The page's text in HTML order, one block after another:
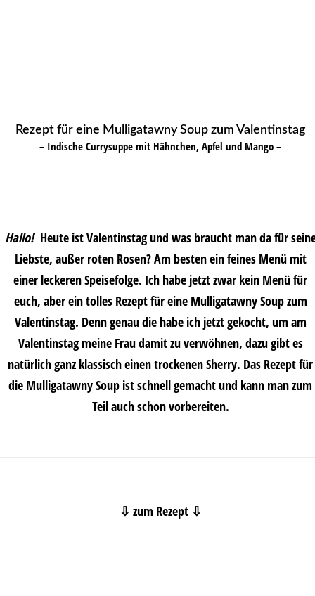
Rezept für eine Mulligatawny Soup zum Valentinstag
– Indische Currysuppe mit Hähnchen, Apfel und Mango –
Hallo!Heute ist Valentinstag und was braucht man da für
Liebste, außer roten Rosen? Am besten ein feines Menü mit
einer leckeren Speisefolge. Ich habe jetzt zwar kein Menü für
euch, aber ein tolles Rezept für eine Mulligatawny Soup zum
Valentinstag. Denn genau die habe ich jetzt gekocht, um am
Valentinstag meine Frau damit zu verwöhnen, dazu gibt es
natürlich ganz klassisch einen trockenen Sherry. Das Rezept für
die Mulligatawny Soup ist schnell gemacht und kann man zum
Teil auch schon vorbereiten.
⇩ zum Rezept ⇩